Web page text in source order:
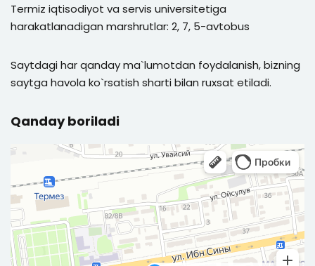
Termiz iqtisodiyot va servis universitetiga
harakatlanadigan marshrutlar: 2, 7, 5-avtobus
Saytdagi har qanday ma`lumotdan foydalanish, bizning
saytga havola ko`rsatish sharti bilan ruxsat etiladi.
Qanday boriladi